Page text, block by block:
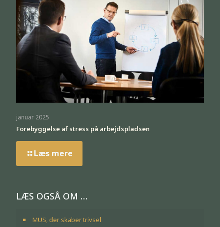
januar 2025
Forebyggelse af stress på arbejdspladsen
Læs mere
LÆS OGSÅ OM …
MUS, der skaber trivsel